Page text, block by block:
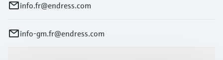
info.fr@endress.com
info-gm.fr@endress.com